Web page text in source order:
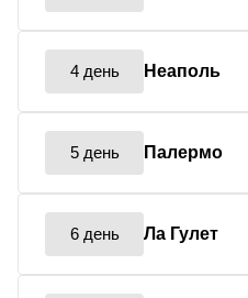
4 день Неаполь
5 день Палермо
6 день Ла Гулет